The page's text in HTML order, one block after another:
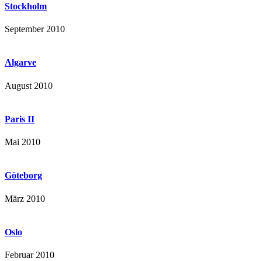
Stockholm
September 2010
Algarve
August 2010
Paris II
Mai 2010
Göteborg
März 2010
Oslo
Februar 2010